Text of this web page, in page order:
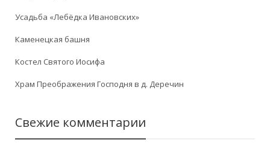
Усадьба «Лебёдка Ивановских»
Каменецкая башня
Костел Святого Иосифа
Храм Преображения Господня в д. Деречин
Свежие комментарии